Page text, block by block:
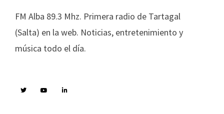
FM Alba 89.3 Mhz. Primera radio de Tartagal
(Salta) en la web. Noticias, entretenimiento y
música todo el día.